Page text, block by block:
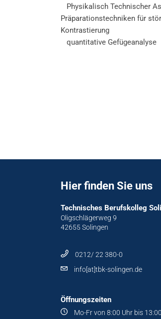
Physikalisch Technischer
Präparationstechniken für
Kontrastierung
quantitative Gefügeanalyse
Hier finden Sie uns
Technisches Berufskolleg
Oligschlägerweg 9
42655 Solingen
0212/ 22 380-0
info[at]tbk-solingen.de
Öffnungszeiten
Mo-Fr von 8:00 Uhr bis